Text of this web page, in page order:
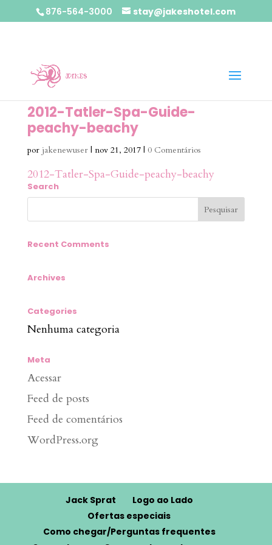
876-564-3000 stay@jakeshotel.com
2012-Tatler-Spa-Guide-
peachy-beachy
por jakenewuser| nov 21, 2017| 0 Comentários
2012-Tatler-Spa-Guide-peachy-beachy
Search
Recent Comments
Archives
Categories
Nenhuma categoria
Meta
Acessar
Feed de posts
Feed de comentários
WordPress.org
Jack Sprat
Logo ao Lado
Ofertas especiais
Como chegar/Perguntas frequentes